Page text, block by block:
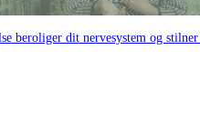
beroliger dit nervesystem og